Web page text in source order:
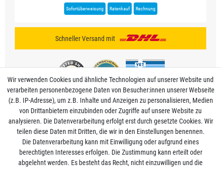
Sofortüberweisung Ratenkauf Rechnung
Schneller Versand mit
Mein Konto
Informationen
Wir verwenden Cookies und ähnliche Technologien auf unserer Website und
verarbeiten personenbezogene Daten von Besucher:innen unserer Webseite
(z.B. IP-Adresse), um z.B. Inhalte und Anzeigen zu personalisieren, Medien
von Drittanbietern einzubinden oder Zugriffe auf unsere Website zu
analysieren. Die Datenverarbeitung erfolgt erst durch gesetzte Cookies. Wir
teilen diese Daten mit Dritten, die wir in den Einstellungen benennen.
Die Datenverarbeitung kann mit Einwilligung oder aufgrund eines
berechtigten Interesses erfolgen. Die Zustimmung kann erteilt oder
abgelehnt werden. Es besteht das Recht, nicht einzuwilligen und die